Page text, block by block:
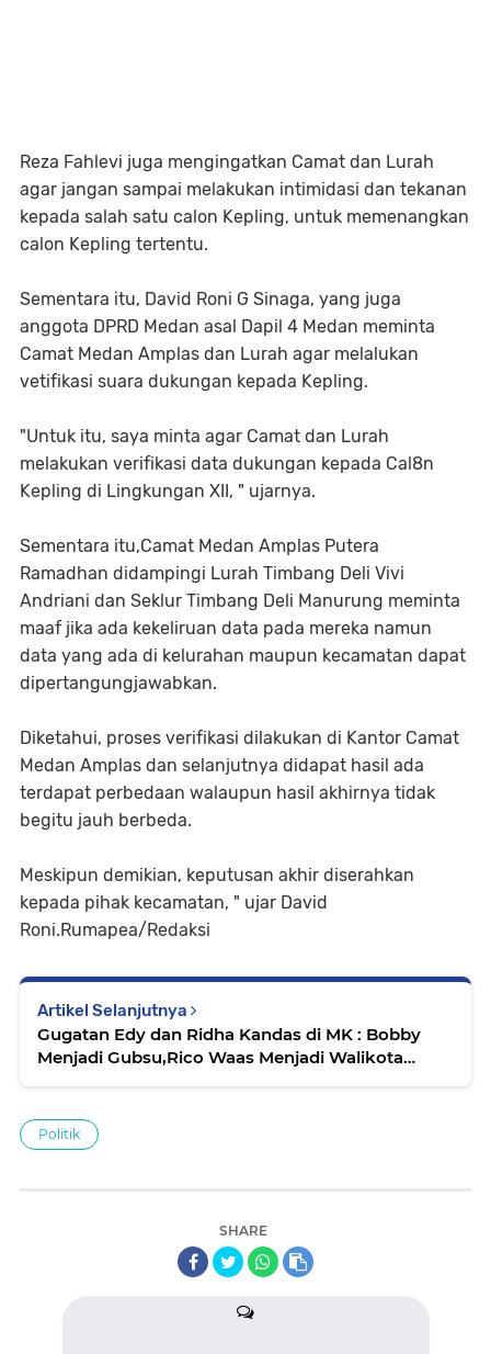
Reza Fahlevi juga mengingatkan Camat dan Lurah
agar jangan sampai melakukan intimidasi dan tekanan
kepada salah satu calon Kepling, untuk memenangkan
calon Kepling tertentu.
Sementara itu, David Roni G Sinaga, yang juga
anggota DPRD Medan asal Dapil 4 Medan meminta
Camat Medan Amplas dan Lurah agar melalukan
vetifikasi suara dukungan kepada Kepling.
"Untuk itu, saya minta agar Camat dan Lurah
melakukan verifikasi data dukungan kepada Cal8n
Kepling di Lingkungan XII, " ujarnya.
Sementara itu,Camat Medan Amplas Putera
Ramadhan didampingi Lurah Timbang Deli Vivi
Andriani dan Seklur Timbang Deli Manurung meminta
maaf jika ada kekeliruan data pada mereka namun
data yang ada di kelurahan maupun kecamatan dapat
dipertangungjawabkan.
Diketahui, proses verifikasi dilakukan di Kantor Camat
Medan Amplas dan selanjutnya didapat hasil ada
terdapat perbedaan walaupun hasil akhirnya tidak
begitu jauh berbeda.
Meskipun demikian, keputusan akhir diserahkan
kepada pihak kecamatan, " ujar David
Roni.Rumapea/Redaksi
Artikel Selanjutnya
Gugatan Edy dan Ridha Kandas di MK : Bobby
Menjadi Gubsu,Rico Waas Menjadi Walikota
Politik
SHARE